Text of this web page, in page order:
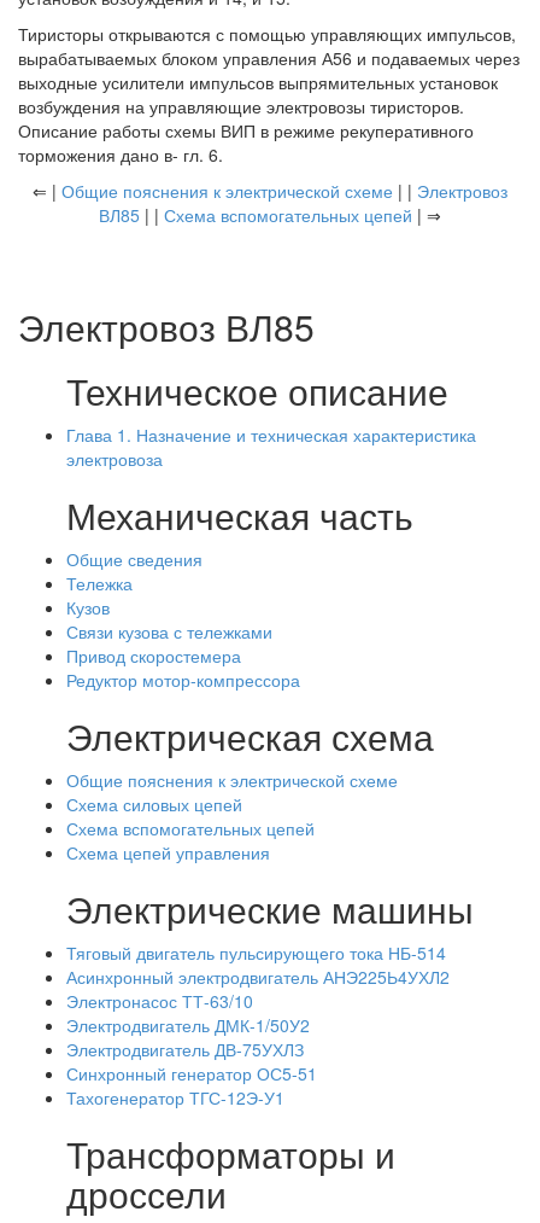
Тиристоры открываются с помощью управляющих импульсов,
вырабатываемых блоком управления А56 и подаваемых через
выходные усилители импульсов выпрямительных установок
возбуждения на управляющие электровозы тиристоров.
Описание работы схемы ВИП в режиме рекуперативного
торможения дано в- гл. 6.
⇐ | Общие пояснения к электрической схеме | | Электровоз
ВЛ85 | | Схема вспомогательных цепей | ⇒
Электровоз ВЛ85
Техническое описание
Глава 1. Назначение и техническая характеристика
электровоза
Механическая часть
Общие сведения
Тележка
Кузов
Связи кузова с тележками
Привод скоростемера
Редуктор мотор-компрессора
Электрическая схема
Общие пояснения к электрической схеме
Схема силовых цепей
Схема вспомогательных цепей
Схема цепей управления
Электрические машины
Тяговый двигатель пульсирующего тока НБ-514
Асинхронный электродвигатель АНЭ225Ь4УХЛ2
Электронасос ТТ-63/10
Электродвигатель ДМК-1/50У2
Электродвигатель ДВ-75УХЛЗ
Синхронный генератор ОС5-51
Тахогенератор ТГС-12Э-У1
Трансформаторы и
дроссели